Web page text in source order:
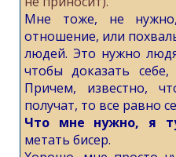
Мне тоже, не
отношение, или
людей. Это нужно
чтобы доказать
Причем, известно,
получат, то все равно
Что мне нужно, я
метать бисер.